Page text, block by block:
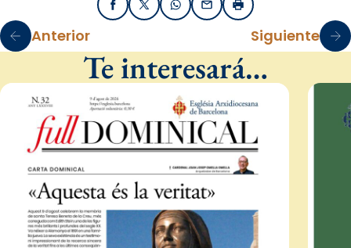
FacebookX / TwitterWhatsApp
EmailImprimir
Anterior Siguiente
Te interesará…